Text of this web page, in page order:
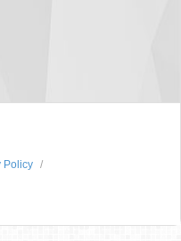
Policy